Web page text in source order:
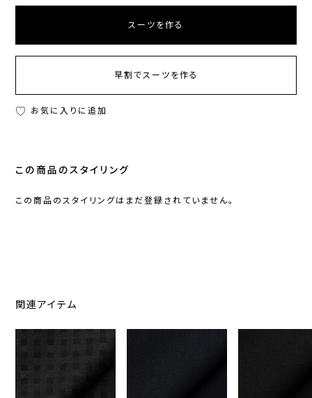
スーツを作る
早割でスーツを作る
お気に入りに追加
この商品のスタイリング
この商品のスタイリングはまだ登録されていません。
関連アイテム